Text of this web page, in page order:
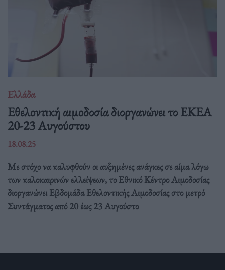
Ελλάδα
Eθελοντική αιμοδοσία διοργανώνει το ΕΚΕΑ
20-23 Αυγούστου
18.08.25
Με στόχο να καλυφθούν οι αυξημένες ανάγκες σε αίμα λόγω
των καλοκαιρινών ελλείψεων, το Εθνικό Κέντρο Αιμοδοσίας
διοργανώνει Εβδομάδα Εθελοντικής Αιμοδοσίας στο μετρό
Συντάγματος από 20 έως 23 Αυγούστο